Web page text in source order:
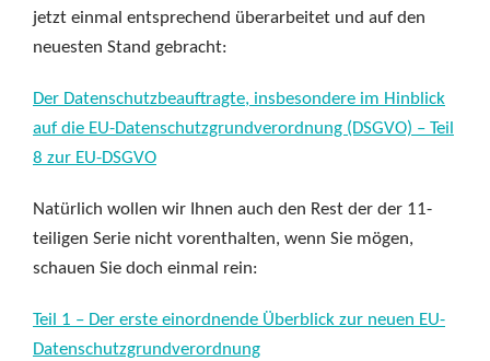
jetzt einmal entsprechend überarbeitet und auf den
neuesten Stand gebracht:
Der Datenschutzbeauftragte, insbesondere im Hinblick
auf die EU-Datenschutzgrundverordnung (DSGVO) – Teil
8 zur EU-DSGVO
Natürlich wollen wir Ihnen auch den Rest der der 11-
teiligen Serie nicht vorenthalten, wenn Sie mögen,
schauen Sie doch einmal rein:
Teil 1 – Der erste einordnende Überblick zur neuen EU-
Datenschutzgrundverordnung